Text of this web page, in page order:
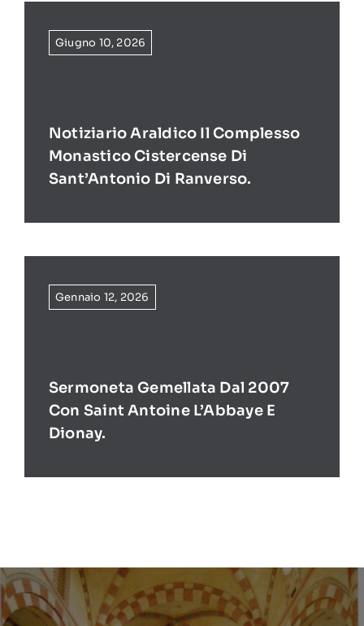
Giugno 10, 2026
Notiziario Araldico Il Complesso
Monastico Cistercense Di
Sant’Antonio Di Ranverso.
Gennaio 12, 2026
Sermoneta Gemellata Dal 2007
Con Saint Antoine L’Abbaye E
Dionay.